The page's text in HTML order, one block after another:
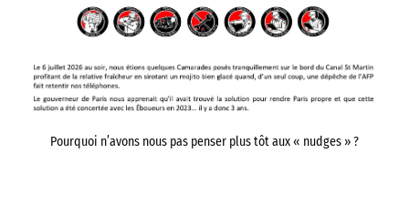
Pourquoi n’avons nous pas penser plus tôt aux « nudges » ?